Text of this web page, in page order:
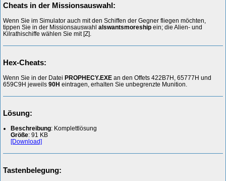
Cheats in der Missionsauswahl:
Wenn Sie im Simulator auch mit den Schiffen der Gegner fliegen möchten,
tippen Sie in der Missionsauswahl alswantsmoreship ein; die Alien- und
Kilrathischiffe wählen Sie mit [Z].
Hex-Cheats:
Wenn Sie in der Datei PROPHECY.EXE an den Offets 422B7H, 65777H und
659C9H jeweils 90H eintragen, erhalten Sie unbegrenzte Munition.
Lösung:
Beschreibung: Komplettlösung
Größe: 91 KB
[Download]
Tastenbelegung: